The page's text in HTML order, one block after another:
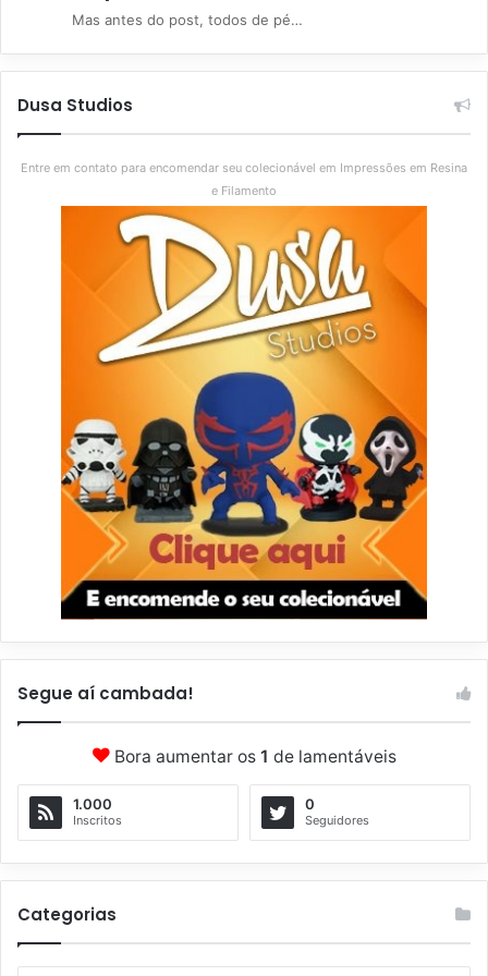
Mas antes do post, todos de pé…
Dusa Studios
Entre em contato para encomendar seu colecionável em Impressões em Resina
e Filamento
Segue aí cambada!
Bora aumentar os 1 de lamentáveis
1.000
Inscritos
0
Seguidores
Categorias